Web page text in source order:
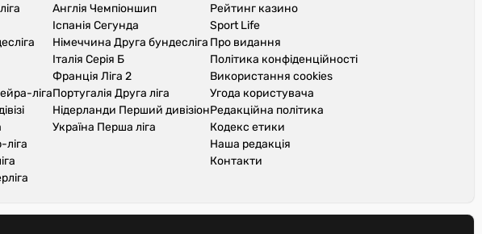
ліга
Англія Чемпіоншип
Іспанія Сегунда
Німеччина Друга бундесліга
Італія Серія Б
Франція Ліга 2
Португалія Друга ліга
Нідерланди Перший дивізіон
Україна Перша ліга
Рейтинг казино
Sport Life
Про видання
Політика конфіденційності
Використання cookies
Угода користувача
Редакційна політика
Кодекс етики
Наша редакція
Контакти